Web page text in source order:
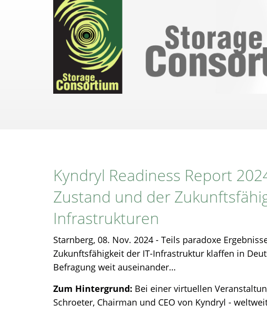
Kyndryl Readiness Report
Zustand und der
Infrastrukturen
Starnberg, 08. Nov. 2024 - Teils paradoxe
Zukunftsfähigkeit der IT-Infrastruktur klaffen in
Befragung weit auseinander…
Zum Hintergrund: Bei einer virtuellen
Schroeter, Chairman und CEO von Kyndryl -